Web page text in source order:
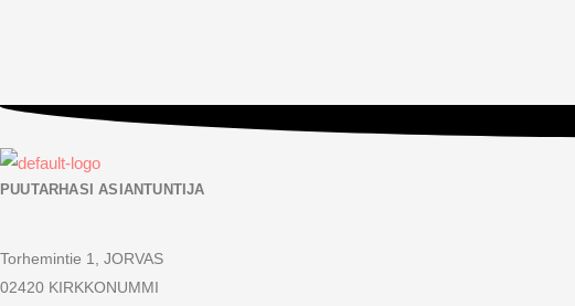
PUUTARHASI ASIANTUNTIJA
Torhemintie 1, JORVAS
02420 KIRKKONUMMI